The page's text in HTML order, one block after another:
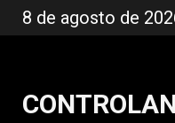
al
8 de agosto de